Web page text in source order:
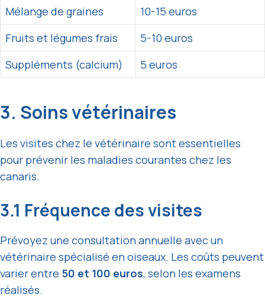
Mélange de graines
10-15 euros
Fruits et légumes frais
5-10 euros
Suppléments (calcium)
5 euros
3. Soins vétérinaires
Les visites chez le vétérinaire sont essentielles
pour prévenir les maladies courantes chez les
canaris.
3.1 Fréquence des visites
Prévoyez une consultation annuelle avec un
vétérinaire spécialisé en oiseaux. Les coûts peuvent
varier entre 50 et 100 euros, selon les examens
réalisés.